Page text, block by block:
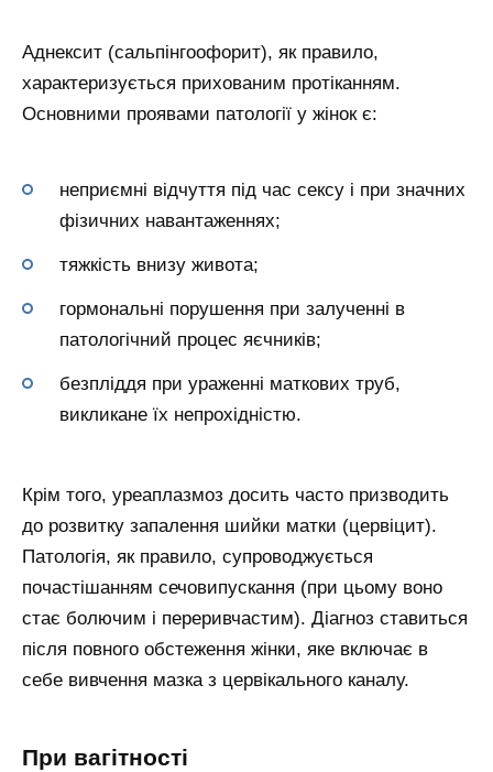
Аднексит (сальпінгоофорит), як правило,
характеризується прихованим протіканням.
Основними проявами патології у жінок є:
неприємні відчуття під час сексу і при значних
фізичних навантаженнях;
тяжкість внизу живота;
гормональні порушення при залученні в
патологічний процес яєчників;
безпліддя при ураженні маткових труб,
викликане їх непрохідністю.
Крім того, уреаплазмоз досить часто призводить
до розвитку запалення шийки матки (цервіцит).
Патологія, як правило, супроводжується
почастішанням сечовипускання (при цьому воно
стає болючим і переривчастим). Діагноз ставиться
після повного обстеження жінки, яке включає в
себе вивчення мазка з цервікального каналу.
При вагітності